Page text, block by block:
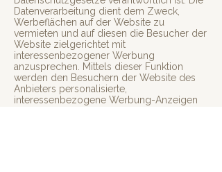
Datenverarbeitung dient dem Zweck,
Werbeflächen auf der Website zu
vermieten und auf diesen die Besucher der
Website zielgerichtet mit
interessenbezogener Werbung
anzusprechen. Mittels dieser Funktion
werden den Besuchern der Website des
Anbieters personalisierte,
interessenbezogene Werbung-Anzeigen